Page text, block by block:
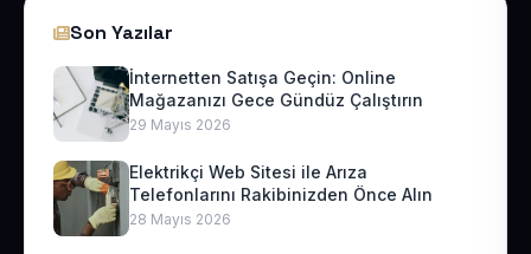
Son Yazılar
İnternetten Satışa Geçin: Online
Mağazanızı Gece Gündüz Çalıştırın
29 Mayıs 2026
Elektrikçi Web Sitesi ile Arıza
Telefonlarını Rakibinizden Önce Alın
28 Mayıs 2026